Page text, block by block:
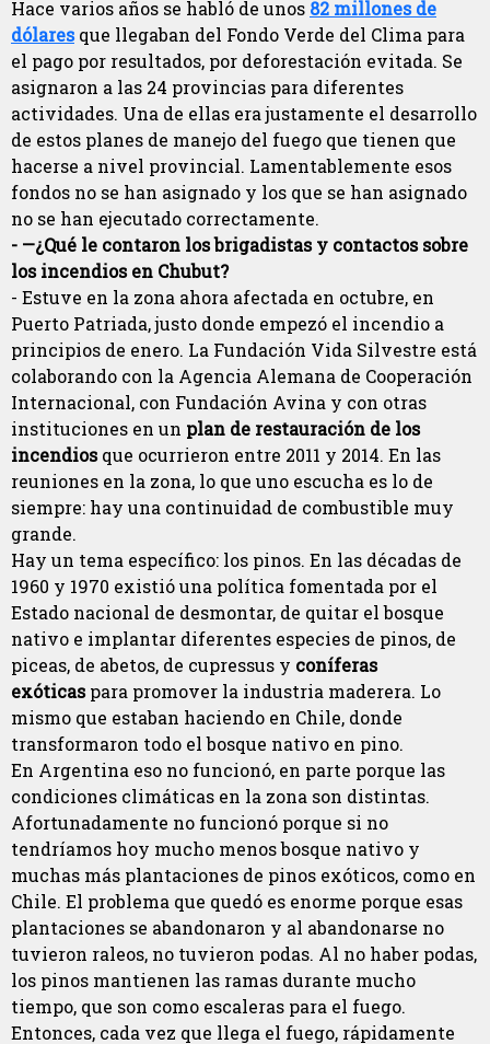
Hace varios años se habló de unos 82 millones de
dólaresque llegaban del Fondo Verde del Clima para
el pago por resultados, por deforestación evitada. Se
asignaron a las 24 provincias para diferentes
actividades. Una de ellas era justamente el desarrollo
de estos planes de manejo del fuego que tienen que
hacerse a nivel provincial. Lamentablemente esos
fondos no se han asignado y los que se han asignado
no se han ejecutado correctamente.
- —¿Qué le contaron los brigadistas y contactos sobre
los incendios en Chubut?
- Estuve en la zona ahora afectada en octubre, en
Puerto Patriada, justo donde empezó el incendio a
principios de enero. La Fundación Vida Silvestre está
colaborando con la Agencia Alemana de Cooperación
Internacional, con Fundación Avina y con otras
instituciones en un plan de restauración de los
incendiosque ocurrieron entre 2011 y 2014. En las
reuniones en la zona, lo que uno escucha es lo de
siempre: hay una continuidad de combustible muy
grande.
Hay un tema específico: los pinos. En las décadas de
1960 y 1970 existió una política fomentada por el
Estado nacional de desmontar, de quitar el bosque
nativo e implantar diferentes especies de pinos, de
piceas, de abetos, de cupressus y coníferas
exóticaspara promover la industria maderera. Lo
mismo que estaban haciendo en Chile, donde
transformaron todo el bosque nativo en pino.
En Argentina eso no funcionó, en parte porque las
condiciones climáticas en la zona son distintas.
Afortunadamente no funcionó porque si no
tendríamos hoy mucho menos bosque nativo y
muchas más plantaciones de pinos exóticos, como en
Chile. El problema que quedó es enorme porque esas
plantaciones se abandonaron y al abandonarse no
tuvieron raleos, no tuvieron podas. Al no haber podas,
los pinos mantienen las ramas durante mucho
tiempo, que son como escaleras para el fuego.
Entonces, cada vez que llega el fuego, rápidamente